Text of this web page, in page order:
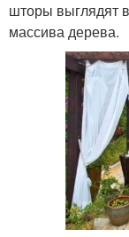
шторы выглядят
массива дерева.